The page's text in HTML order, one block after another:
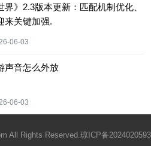
界》2.3版本更新：匹配机制优化、
来关键加强.
06-03
声音怎么外放
06-03
All Rights Reserved. 琼ICP备2024020593